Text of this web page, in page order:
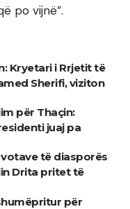
po vijnë”.
Kryetari i Rrjetit të
Sherifi, viziton
për Thaçin:
juaj pa
të diasporës
Drita pritet të
për